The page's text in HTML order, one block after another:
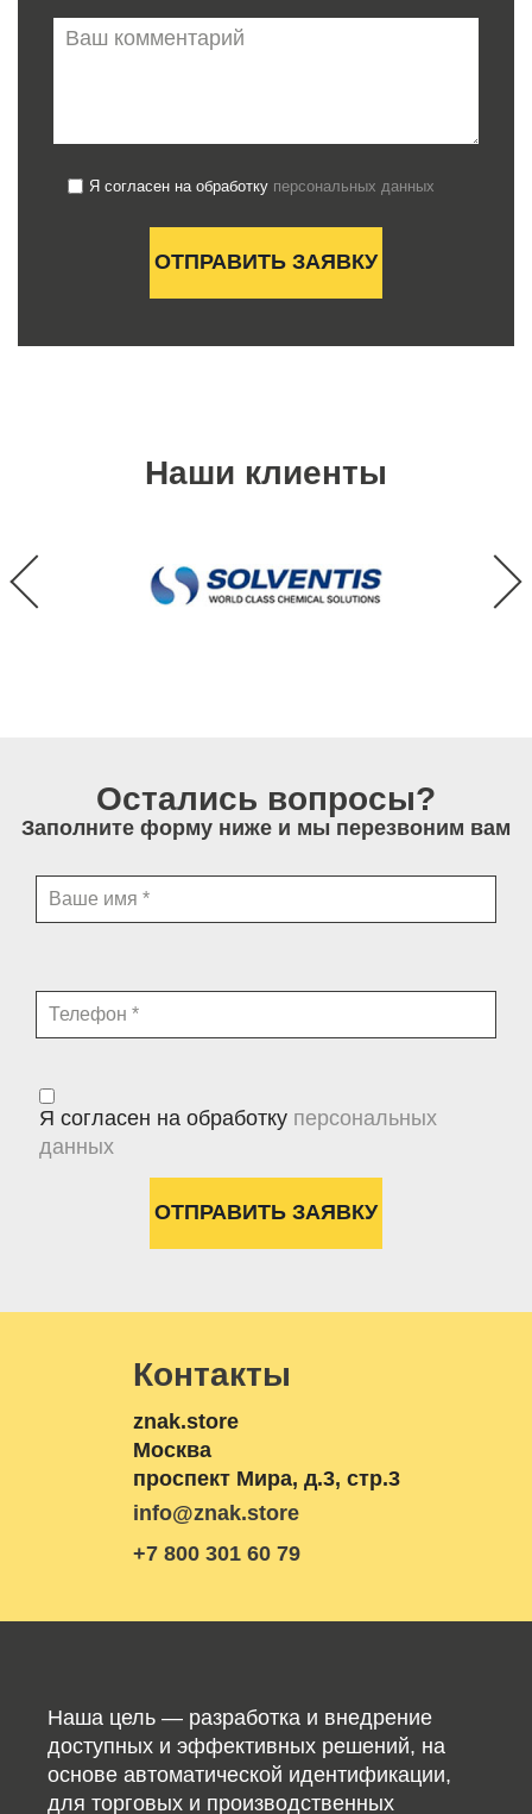
Я согласен на обработку персональных данных
Наши клиенты
Остались вопросы?
Заполните форму ниже и мы перезвоним вам
Я согласен на обработку персональных
данных
Контакты
znak.store
Москва
проспект Мира, д.3, стр.3
info@znak.store
+7 800 301 60 79
Наша цель — разработка и внедрение
доступных и эффективных решений, на
основе автоматической идентификации,
для торговых и производственных